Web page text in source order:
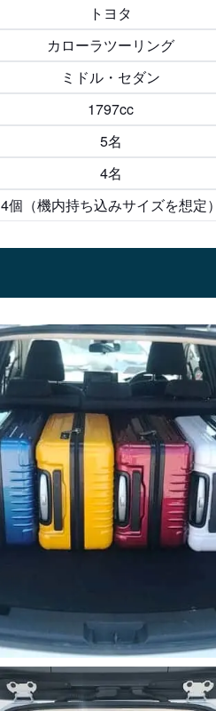
トヨタ
カローラツーリング
ミドル・セダン
1797cc
5名
4名
4個（機内持ち込みサイズを想定）